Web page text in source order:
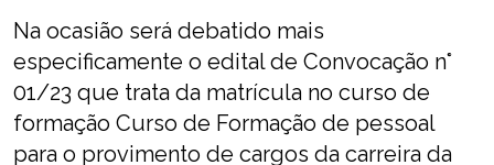
Na ocasião será debatido mais
especificamente o edital de Convocação n°
01/23 que trata da matrícula no curso de
formação Curso de Formação de pessoal
para o provimento de cargos da carreira da